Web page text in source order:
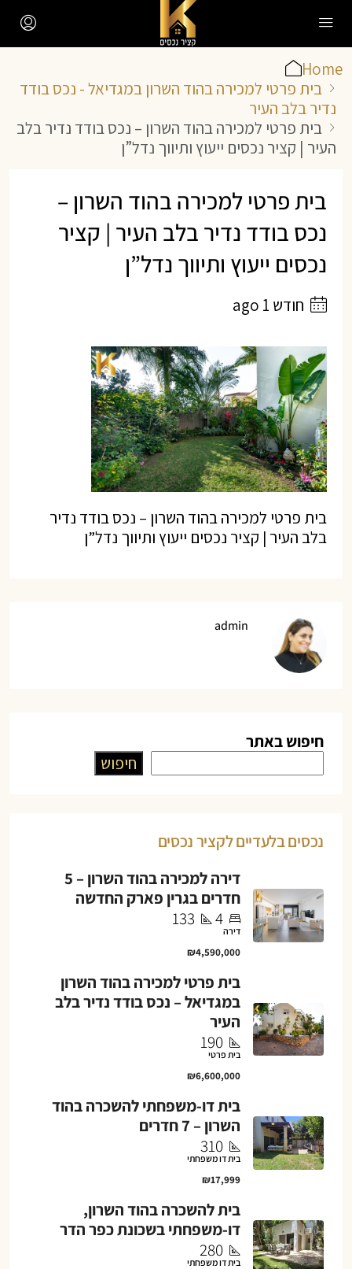
Home
בית פרטי למכירה בהוד השרון במגדיאל - נכס בודד
נדיר בלב העיר
בית פרטי למכירה בהוד השרון – נכס בודד נדיר בלב
העיר | קציר נכסים ייעוץ ותיווך נדל”ן
בית פרטי למכירה בהוד השרון –
נכס בודד נדיר בלב העיר | קציר
נכסים ייעוץ ותיווך נדל”ן
חודש 1 ago
בית פרטי למכירה בהוד השרון – נכס בודד נדיר
בלב העיר | קציר נכסים ייעוץ ותיווך נדל”ן
admin
חיפוש באתר
חיפוש
נכסים בלעדיים לקציר נכסים
דירה למכירה בהוד השרון – 5
חדרים בגרין פארק החדשה
4
133
דירה
₪4,590,000
בית פרטי למכירה בהוד השרון
במגדיאל – נכס בודד נדיר בלב
העיר
190
בית פרטי
₪6,600,000
בית דו-משפחתי להשכרה בהוד
השרון – 7 חדרים
310
בית דו משפחתי
₪17,999
בית להשכרה בהוד השרון,
דו-משפחתי בשכונת כפר הדר
280
בית דו משפחתי